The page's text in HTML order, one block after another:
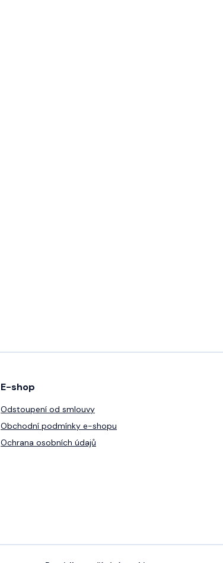
E-shop
Odstoupení od smlouvy
Obchodní podmínky e-shopu
Ochrana osobních údajů